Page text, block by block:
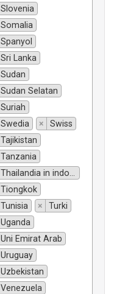
Slovenia
Somalia
Spanyol
Sri Lanka
Sudan
Sudan Selatan
Suriah
Swedia ×
Swiss
Tajikistan
Tanzania
Thailandia in indonesiano si traduce "Thailandia".
Tiongkok
Tunisia ×
Turki
Uganda
Uni Emirat Arab
Uruguay
Uzbekistan
Venezuela